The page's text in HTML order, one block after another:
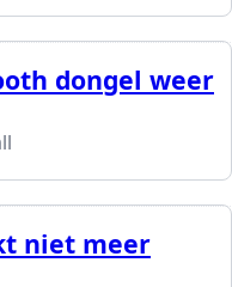
dongel weer
niet meer